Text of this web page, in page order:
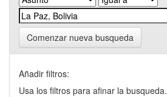
Comenzar nueva busqueda
Añadir filtros:
Usa los filtros para afinar la busqueda.